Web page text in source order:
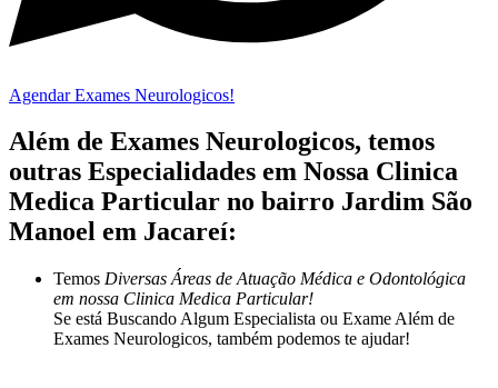
Agendar Exames Neurologicos!
Além de Exames Neurologicos, temos
outras Especialidades em Nossa Clinica
Medica Particular no bairro Jardim São
Manoel em Jacareí:
Temos Diversas Áreas de Atuação Médica e Odontológica
em nossa Clinica Medica Particular!
Se está Buscando Algum Especialista ou Exame Além de
Exames Neurologicos, também podemos te ajudar!